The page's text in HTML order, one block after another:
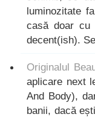
luminozitate
casă doar
decent(ish).
Originalul
aplicare next
And Body),
banii, dacă